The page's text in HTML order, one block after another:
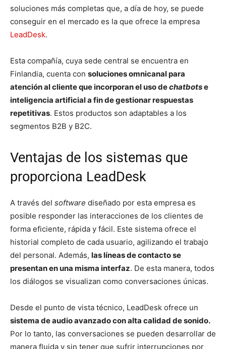
soluciones más completas que, a día de hoy, se puede
conseguir en el mercado es la que ofrece la empresa
LeadDesk.
Esta compañía, cuya sede central se encuentra en
Finlandia, cuenta con soluciones omnicanal para
atención al cliente que incorporan el uso dechatbotse
inteligencia artificial a fin de gestionar respuestas
repetitivas. Estos productos son adaptables a los
segmentos B2B y B2C.
Ventajas de los sistemas que
proporciona LeadDesk
A través del software diseñado por esta empresa es
posible responder las interacciones de los clientes de
forma eficiente, rápida y fácil. Este sistema ofrece el
historial completo de cada usuario, agilizando el trabajo
del personal. Además, las líneas de contacto se
presentan en una misma interfaz. De esta manera, todos
los diálogos se visualizan como conversaciones únicas.
Desde el punto de vista técnico, LeadDesk ofrece un
sistema de audio avanzado con alta calidad de sonido.
Por lo tanto, las conversaciones se pueden desarrollar de
manera fluida y sin tener que sufrir interrupciones por